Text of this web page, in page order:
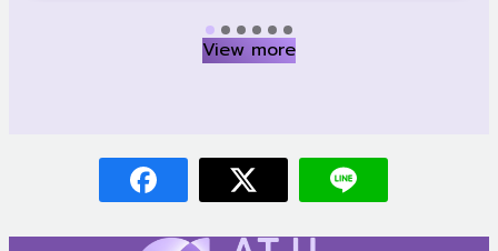
มาตรฐานระดับสากลเปิดทางลัดสู่สายอาชีพสาธารณสุข
ในการลงนามครั้งนี้ ผศ.ดร.ศิริเดช คำสุพรหม รอง
เปิดวิสัยทัศน์ในการสร้างเครือข่ายทางการศึกษา โดย
หลักสูตรนี้ออกแบบมาเพื่อรองรับกลุ่มนักเรียนที่จบการ
อนุปริญญา ให้สามารถเข้าสู่โปรแกรมการเรียนการสอน
View more